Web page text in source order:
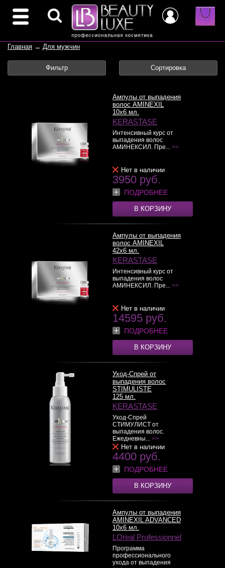
Главная → Для мужчин
Фильтр Сортировка
Ампулы от выпадения
волос AMINEXIL
10x6 мл.
KERASTASE
Интенсивный курс от
выпадения волос
АМИНЕКСИЛ. Пре... >>
Нет в наличии
3950 руб.
ПОДРОБНЕЕ
В КОРЗИНУ
Ампулы от выпадения
волос AMINEXIL
42x6 мл.
KERASTASE
Интенсивный курс от
выпадения волос
АМИНЕКСИЛ. Пре... >>
Нет в наличии
14595 руб.
ПОДРОБНЕЕ
В КОРЗИНУ
Уход-Спрей от
выпадения волос
STIMULISTE
125 мл.
KERASTASE
Уход-Спрей
СТИМУЛИСТ от
выпадения волос.
Ежедневны... >>
Нет в наличии
4400 руб.
ПОДРОБНЕЕ
В КОРЗИНУ
Ампулы от выпадения
AMINEXIL ADVANCED
10x6 мл.
LOreal Professionnel
Программа
профессионального
ухода от выпадения